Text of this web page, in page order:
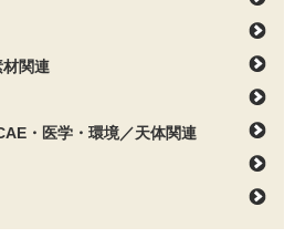
関連
・医学・環境／天体関連